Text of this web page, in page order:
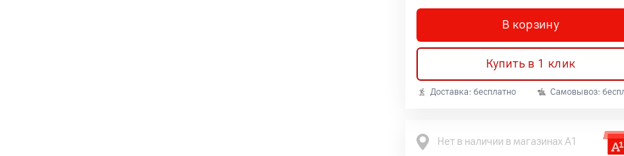
В корзину
Купить в 1 клик
Доставка: бесплатно Самовывоз:
Нет в наличии в магазинах А1